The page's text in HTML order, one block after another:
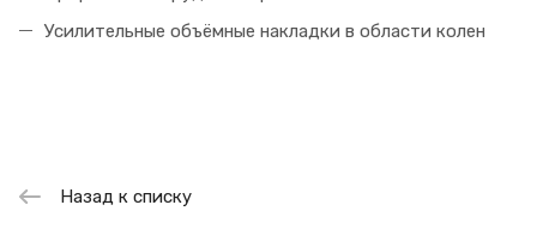
Усилительные объёмные накладки в области колен
Назад к списку